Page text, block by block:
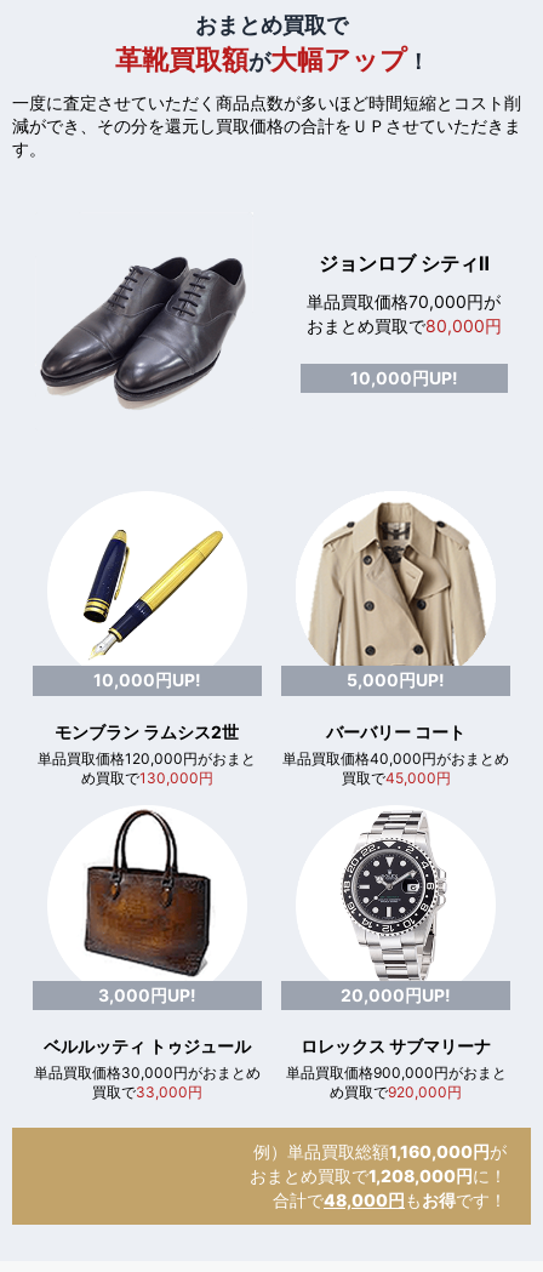
おまとめ買取で
革靴買取額が大幅アップ！
一度に査定させていただく商品点数が多いほど時間短縮とコスト削
減ができ、 その分を還元し買取価格の合計をＵＰさせていただきま
す。
ジョンロブ シティⅡ
単品買取価格70,000円が
おまとめ買取で80,000円
10,000円UP!
10,000円UP!
モンブラン ラムシス2世
単品買取価格120,000円がおまと
め買取で130,000円
5,000円UP!
バーバリー コート
単品買取価格40,000円がおまとめ
買取で45,000円
3,000円UP!
ベルルッティ トゥジュール
単品買取価格30,000円がおまとめ
買取で33,000円
20,000円UP!
ロレックス サブマリーナ
単品買取価格900,000円がおまと
め買取で920,000円
例）単品買取総額1,160,000円が
おまとめ買取で1,208,000円に！
合計で48,000円 もお得です！